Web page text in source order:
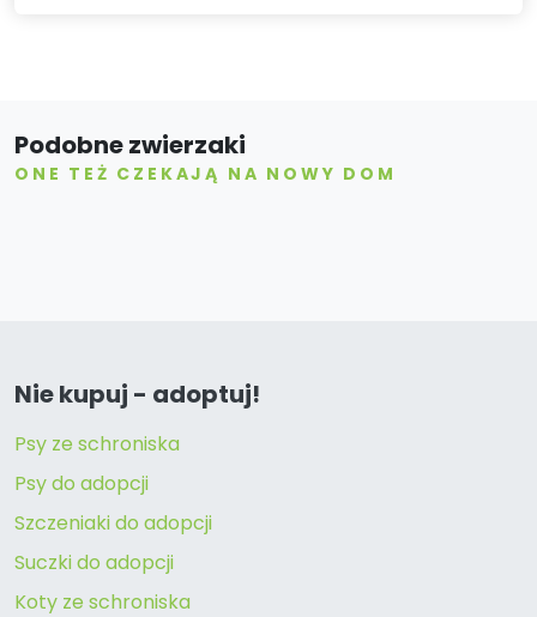
Podobne zwierzaki
ONE TEŻ CZEKAJĄ NA NOWY DOM
Nie kupuj - adoptuj!
Psy ze schroniska
Psy do adopcji
Szczeniaki do adopcji
Suczki do adopcji
Koty ze schroniska